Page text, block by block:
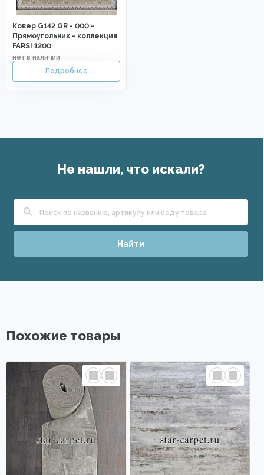
Ковер G142 GR - 000 -
Прямоугольник - коллекция
FARSI 1200
Не нашли, что искали?
Найти
Похожие товары